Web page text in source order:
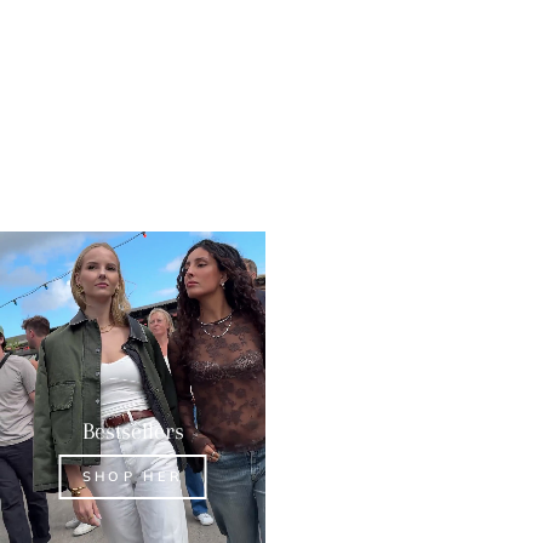
Bestsellers
SHOP HER